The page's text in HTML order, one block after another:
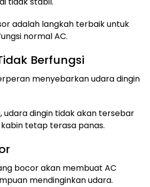
adalah langkah terbaik untuk
normal AC.
Berfungsi
menyebarkan udara dingin
udara dingin tidak akan tersebar
tetap terasa panas.
bocor akan membuat AC
mendinginkan udara.